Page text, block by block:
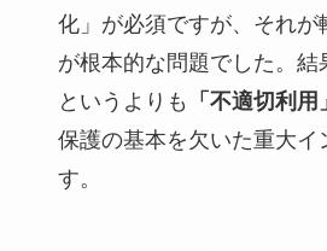
化」が必須ですが、それが
が根本的な問題でした。結
というよりも
「不適切利用」
保護の基本を欠いた重大イ
す。